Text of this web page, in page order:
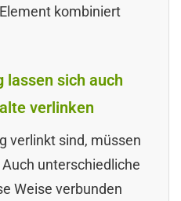
kombiniert
lassen sich auch
verlinken
verlinkt sind, müssen
unterschiedliche
Weise verbunden